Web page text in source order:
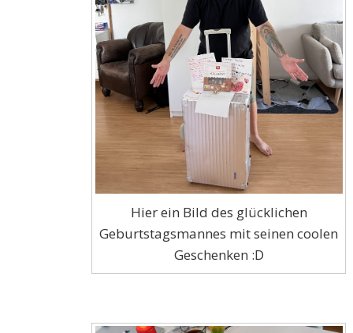
Hier ein Bild des glücklichen
Geburtstagsmannes mit seinen coolen
Geschenken :D